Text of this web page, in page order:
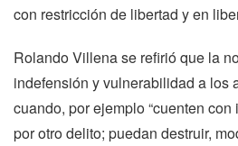
con restricción de libertad y en
Rolando Villena se refirió que la
indefensión y vulnerabilidad a los
cuando, por ejemplo “cuenten
por otro delito; puedan destruir,